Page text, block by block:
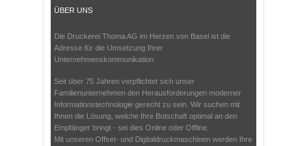
ÜBER UNS
Die Druckerei Thoma AG im Herzen von Basel ist die
Adresse für die Umsetzung Ihrer
Unternehmenskommunikation.
Seit über 75 Jahren verpflichtet sich unser
Familienunternehmen den Herausforderungen moderner
Informationstechnologie gerecht zu sein. Wir suchen mit
Ihnen die Lösung, welche Ihre Botschaft optimal an den
Empfänger bringt - sei dies Online oder Offline.
Mit unseren Offset- und Digitaldruckmaschinen werden Ihre